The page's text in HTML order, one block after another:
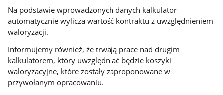
Na podstawie wprowadzonych danych kalkulator
automatycznie wylicza wartość kontraktu z uwzględnieniem
waloryzacji.
Informujemy również, że trwają prace nad drugim
kalkulatorem, który uwzględniać będzie koszyki
waloryzacyjne, które zostały zaproponowane w
przywołanym opracowaniu.